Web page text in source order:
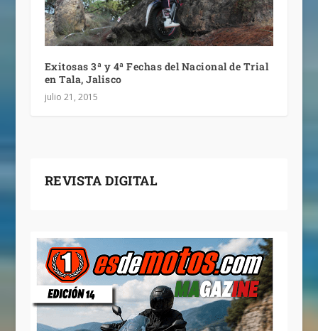
Exitosas 3ª y 4ª Fechas del Nacional de Trial
en Tala, Jalisco
julio 21, 2015
REVISTA DIGITAL